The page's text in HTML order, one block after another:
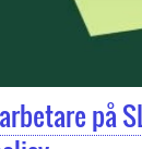
på